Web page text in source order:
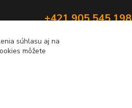
+421 905 545 198
súhlasu aj na
môžete